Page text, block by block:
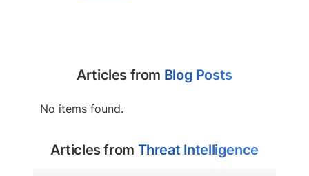
Articles from Blog Posts
No items found.
Articles from Threat Intelligence